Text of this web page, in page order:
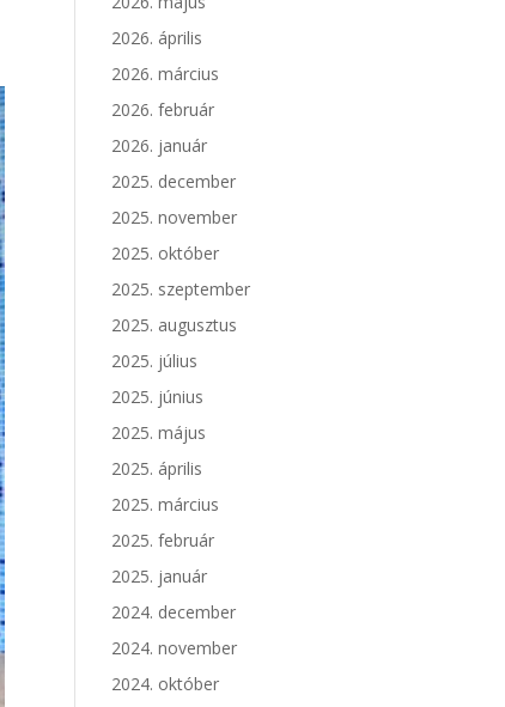
2026. április
2026. március
2026. február
2026. január
2025. december
2025. november
2025. október
2025. szeptember
2025. augusztus
2025. július
2025. június
2025. május
2025. április
2025. március
2025. február
2025. január
2024. december
2024. november
2024. október